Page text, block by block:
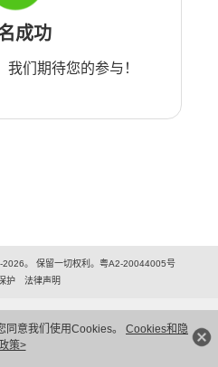
意我们使用Cookies。 Cookies和隐
策>
成功
们期待您的参与！
。 保留一切权利。粤A2-20044005号
护
法律声明